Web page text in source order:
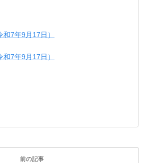
7年9月17日）
7年9月17日）
前の記事